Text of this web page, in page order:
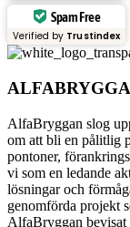
Spam Free
Verified by Trustindex
AlfaBryggan slog
om att bli en pålitlig
pontoner,
vi som en ledande
lösningar och
genomförda projekt
AlfaBryggan bevisat